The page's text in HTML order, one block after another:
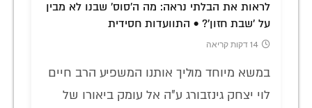
לראות את הבלתי נראה: מה ה'סוס' שבנו לא מבין
על 'שבת חזון'? • התוועדות חסידית
14 דקות קריאה
במשא מיוחד מוליך אותנו המשפיע הרב חיים
לוי יצחק גינזבורג ע"ה אל עומק ביאורו של